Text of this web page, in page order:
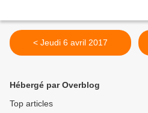
< Jeudi 6 avril 2017
Hébergé par Overblog
Top articles